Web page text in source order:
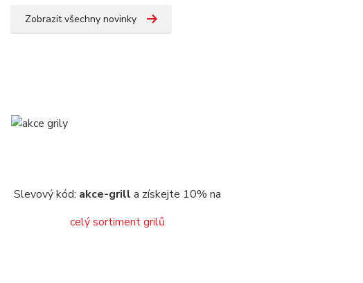
Zobrazit všechny novinky
Slevový kód: akce-grill a získejte 10% na
celý sortiment grilů